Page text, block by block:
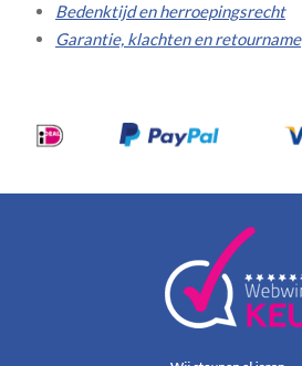
Bedenktijd en herroepingsrecht
Garantie, klachten en retourname